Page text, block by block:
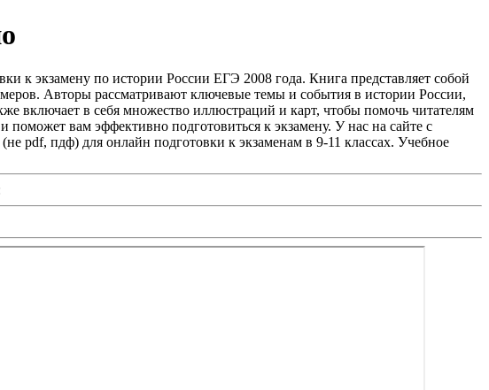
к экзамену по истории России ЕГЭ 2008 года. Книга представляет собой
Авторы рассматривают ключевые темы и события в истории России,
включает в себя множество иллюстраций и карт, чтобы помочь читателям
поможет вам эффективно подготовиться к экзамену. У нас на сайте с
pdf, пдф) для онлайн подготовки к экзаменам в 9-11 классах. Учебное